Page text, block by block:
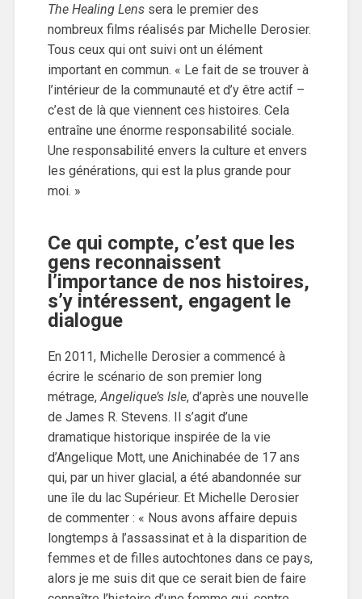
The Healing Lens sera le premier des
nombreux films réalisés par Michelle Derosier.
Tous ceux qui ont suivi ont un élément
important en commun. « Le fait de se trouver à
l’intérieur de la communauté et d’y être actif –
c’est de là que viennent ces histoires. Cela
entraîne une énorme responsabilité sociale.
Une responsabilité envers la culture et envers
les générations, qui est la plus grande pour
moi. »
Ce qui compte, c’est que les
gens reconnaissent
l’importance de nos histoires,
s’y intéressent, engagent le
dialogue
En 2011, Michelle Derosier a commencé à
écrire le scénario de son premier long
métrage,Angelique’s Isle, d’après une nouvelle
de James R. Stevens. Il s’agit d’une
dramatique historique inspirée de la vie
d’Angelique Mott, une Anichinabée de 17 ans
qui, par un hiver glacial, a été abandonnée sur
une île du lac Supérieur. Et Michelle Derosier
de commenter : « Nous avons affaire depuis
longtemps à l’assassinat et à la disparition de
femmes et de filles autochtones dans ce pays,
alors je me suis dit que ce serait bien de faire